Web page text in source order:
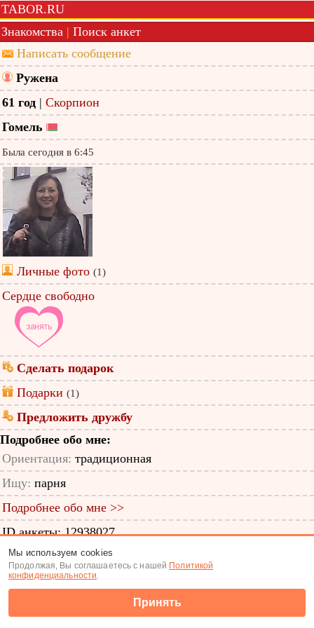
TABOR.RU
Знакомства | Поиск анкет
Написать сообщение
Ружена
61 год | Скорпион
Гомель
Была сегодня в 6:45
Личные фото (1)
Сердце свободно
Сделать подарок
Подарки (1)
Предложить дружбу
Подробнее обо мне:
Ориентация: традиционная
Ищу: парня
Подробнее обо мне >>
ID анкеты: 12938027
Знакомства|Поиск анкет
(c) Tabor.ru 2026
Мы используем cookies
Продолжая, Вы соглашаетесь с нашей Политикой
конфиденциальности.
Принять